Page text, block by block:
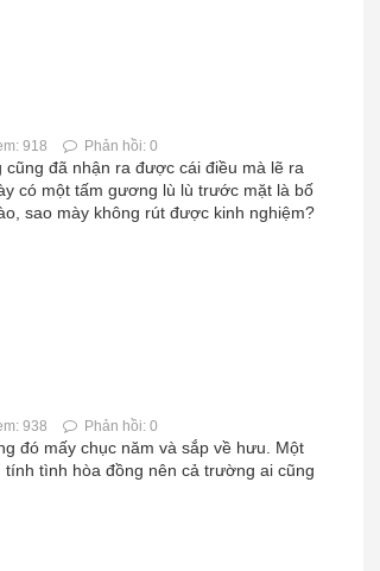
918 Phản hồi: 0
đã nhận ra được cái điều mà lẽ ra
có một tấm gương lù lù trước mặt là bố
sao mày không rút được kinh nghiệm?
938 Phản hồi: 0
đó mấy chục năm và sắp về hưu. Một
tình hòa đồng nên cả trường ai cũng